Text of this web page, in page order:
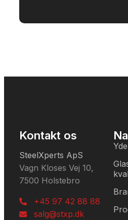
Kontakt os
SteelXperts ApS
Vagn Kloses Vej 10,
7500 Holstebro
+45 97 42 88 88
salg@stxp.dk